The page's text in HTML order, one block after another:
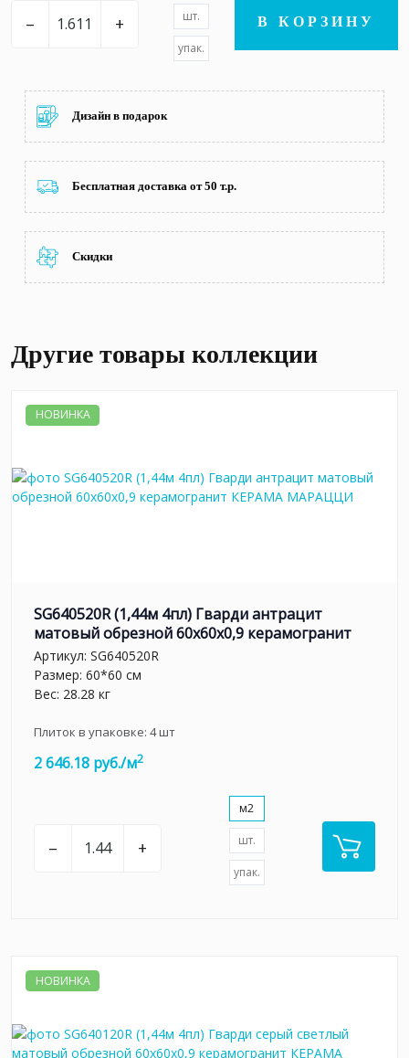
– + шт.
упак.
В КОРЗИНУ
Дизайн в подарок
Бесплатная доставка от 50 т.р.
Скидки
Другие товары коллекции
НОВИНКА
SG640520R (1,44м 4пл) Гварди антрацит
матовый обрезной 60x60x0,9 керамогранит
Артикул: SG640520R
Размер: 60*60 см
Вес: 28.28 кг
Плиток в упаковке: 4шт
2 646.18 руб./м2
– +
м2
шт.
упак.
НОВИНКА